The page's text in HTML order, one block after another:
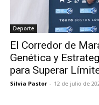
Deporte
El Corredor de
Genética y
para Superar
Silvia Pastor - 12 de julio de